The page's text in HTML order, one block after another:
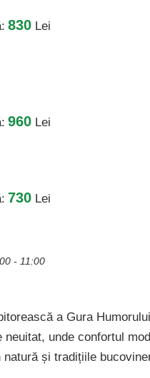
830 Lei
960 Lei
730 Lei
- 11:00
a Gura
unde confortul
și tradițiile